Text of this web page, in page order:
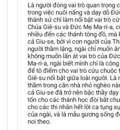
Là người đóng vai trò quan trọng
trong việc nuôi nấng và dạy dỗ
thánh sử chỉ làm nổi bật vai trò
Chúa Giê-su và Đức Mẹ Ma-ri-a,
nhiều đến các thánh tông đồ, mà
cả Giu-se, bởi vì con người của
người thầm lặng, ngài chỉ muốn
không muốn lấn át vai trò của
Ma-ri-a, ngài biết mình chỉ là
để tô điểm cho vai trò cứu chuộc
Giê-su nổi bật giữa loài người. Là
thầm trong căn nhà nhỏ nghèo
cả Giu-se đã trở nên bậc thầy
tốn cho các thánh học đòi bắt
cho các thi nhân hết lời ca tụng
của ngài, và là mẫu gương sống
noi theo.